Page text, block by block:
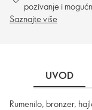
pozivanje i
Saznajte više
UVOD
Rumenilo, bronzer,